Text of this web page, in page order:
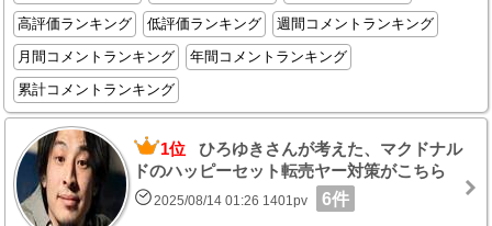
高評価ランキング
低評価ランキング
週間コメントランキング
月間コメントランキング
年間コメントランキング
累計コメントランキング
1位 ひろゆきさんが考えた、マクドナル
ドのハッピーセット転売ヤー対策がこちら
2025/08/14 01:26 1401pv 6件